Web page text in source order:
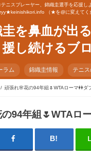
ニスプレーヤー、錦織圭選手を応援し
（★を@に変えてく
を鼻血が出
援し続けるブ
ラム 錦織圭情報 テニ
頑張れ🌸花の94年組🌷WTAローマ👭ダ
94年組🌷WTAロ